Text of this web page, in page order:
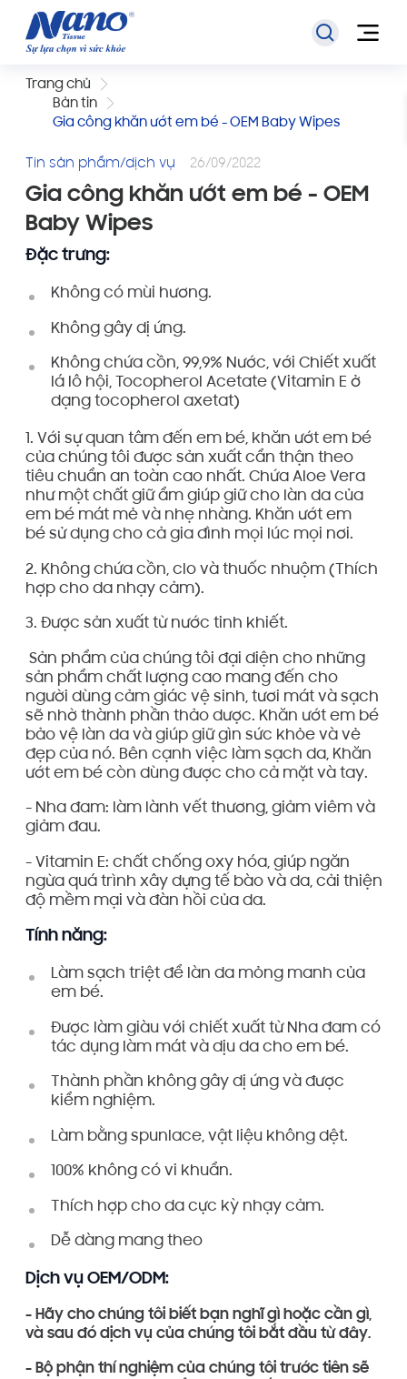
Trang chủ
Bản tin
Gia công khăn ướt em bé - OEM Baby Wipes
Tin sản phẩm/dịch vụ 26/09/2022
Gia công khăn ướt em bé - OEM
Baby Wipes
Đặc trưng:
Không có mùi hương.
Không gây dị ứng.
Không chứa cồn, 99,9% Nước, với Chiết xuất
lá lô hội, Tocopherol Acetate (Vitamin E ở
dạng tocopherol axetat)
1. Với sự quan tâm đến em bé, khăn ướt em bé
của chúng tôi được sản xuất cẩn thận theo
tiêu chuẩn an toàn cao nhất. Chứa Aloe Vera
như một chất giữ ẩm giúp giữ cho làn da của
em bé mát mẻ và nhẹ nhàng. Khăn ướt em
bé sử dụng cho cả gia đình mọi lúc mọi nơi.
2. Không chứa cồn, clo và thuốc nhuộm (Thích
hợp cho da nhạy cảm).
3. Được sản xuất từ ​​nước tinh khiết.
Sản phẩm của chúng tôi đại diện cho những
sản phẩm chất lượng cao mang đến cho
người dùng cảm giác vệ sinh, tươi mát và sạch
sẽ nhờ thành phần thảo dược. Khăn ướt em bé
bảo vệ làn da và giúp giữ gìn sức khỏe và vẻ
đẹp của nó. Bên cạnh việc làm sạch da, Khăn
ướt em bé còn dùng được cho cả mặt và tay.
- Nha đam: làm lành vết thương, giảm viêm và
giảm đau.
- Vitamin E: chất chống oxy hóa, giúp ngăn
ngừa quá trình xây dựng tế bào và da, cải thiện
độ mềm mại và đàn hồi của da.
Tính năng:
Làm sạch triệt để làn da mỏng manh của
em bé.
Được làm giàu với chiết xuất từ ​​Nha đam có
tác dụng làm mát và dịu da cho em bé.
Thành phần không gây dị ứng và được
kiểm nghiệm.
Làm bằng spunlace, vật liệu không dệt.
100% không có vi khuẩn.
Thích hợp cho da cực kỳ nhạy cảm.
Dễ dàng mang theo
Dịch vụ OEM/ODM:
- Hãy cho chúng tôi biết bạn nghĩ gì hoặc cần gì,
và sau đó dịch vụ của chúng tôi bắt đầu từ đây.
- Bộ phận thí nghiệm của chúng tôi trước tiên sẽ